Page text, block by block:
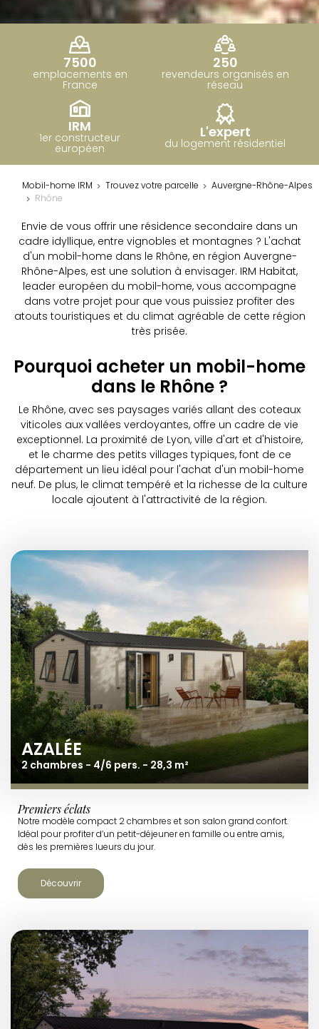
7500
emplacements en
France
250
revendeurs organisés en
réseau
IRM
1er constructeur
européen
L'expert
du logement résidentiel
Mobil-home IRM Trouvez votre parcelle
Auvergne-Rhône-Alpes
Rhône
Envie de vous offrir une résidence secondaire dans un
cadre idyllique, entre vignobles et montagnes ? L'achat
d'un mobil-home dans le Rhône, en région Auvergne-
Rhône-Alpes, est une solution à envisager. IRM Habitat,
leader européen du mobil-home, vous accompagne
dans votre projet pour que vous puissiez profiter des
atouts touristiques et du climat agréable de cette région
très prisée.
Pourquoi acheter un mobil-home
dans le Rhône ?
Le Rhône, avec ses paysages variés allant des coteaux
viticoles aux vallées verdoyantes, offre un cadre de vie
exceptionnel. La proximité de Lyon, ville d'art et d'histoire,
et le charme des petits villages typiques, font de ce
département un lieu idéal pour l'achat d'un mobil-home
neuf. De plus, le climat tempéré et la richesse de la culture
locale ajoutent à l'attractivité de la région.
AZALÉE
2 chambres - 4/6 pers. - 28,3 m²
Premiers éclats
Notre modèle compact 2 chambres et son salon grand confort.
Idéal pour profiter d’un petit-déjeuner en famille ou entre amis,
dès les premières lueurs du jour.
Découvrir